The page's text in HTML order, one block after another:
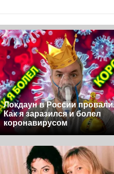
Локдаун в России
Как я заразился и болел
коронавирусом